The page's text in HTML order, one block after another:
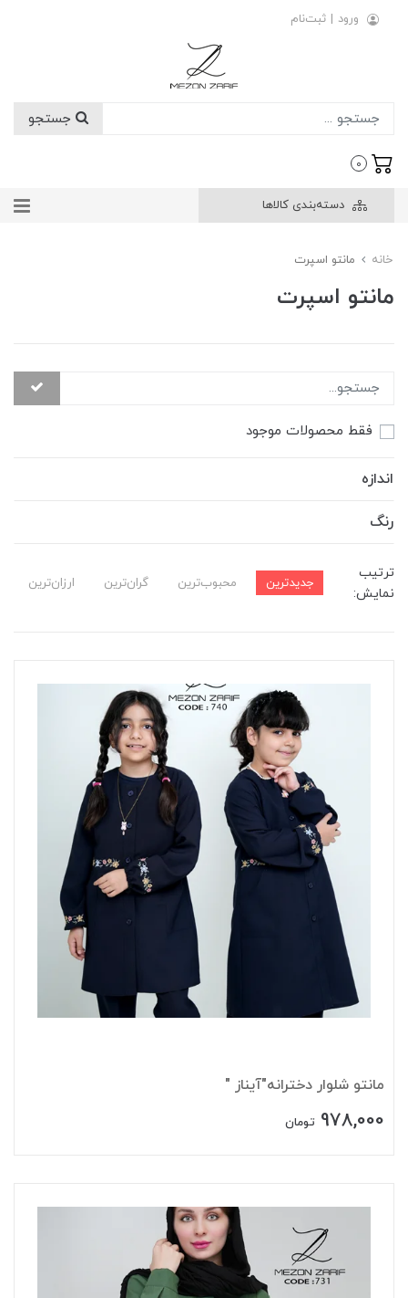
ورود | ثبت‌نام
0
دسته‌بندی کالاها
خانه مانتو اسپرت
مانتو اسپرت
فقط محصولات موجود
اندازه
رنگ
ترتیب
نمایش:
جدیدترین محبوب‌ترین گران‌ترین ارزان‌ترین
مانتو شلوار دخترانه"آیناز "
978,000 تومان